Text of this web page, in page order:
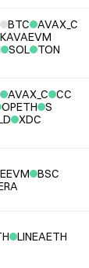
BTC
AVAX_C
KAVAEVM
SOL
TON
AVAX_C
CC
OPETH
S
XDC
BSC
LINEAETH